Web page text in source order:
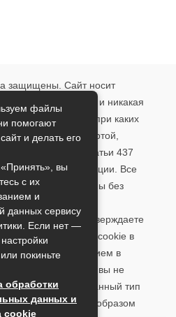
защищены. Сайт носит
характер и никакая
на нём, ни при каких
публичной офертой,
пункта 2 статьи 437
Российской Федерации. Все
могут быть изменены без
уведомления.
сайта, вы подтверждаете
файлов cookie в
уведомлением в
типа файлов. Если вы не
мы использовали данный тип
соответствующим образом
файлы
помогают
и делать его
вы
с их
и
данных сервису
Если нет —
покиньте
обработки
данных и
cookie